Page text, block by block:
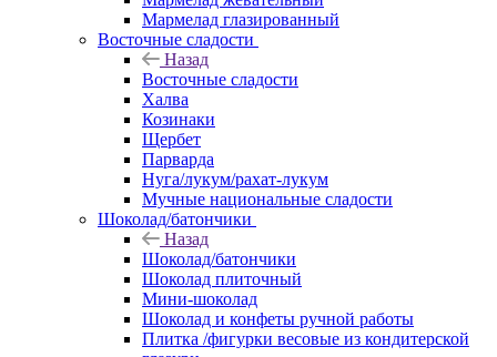
Мармелад глазированный
Восточные сладости
Назад
Восточные сладости
Халва
Козинаки
Щербет
Парварда
Нуга/лукум/рахат-лукум
Мучные национальные сладости
Шоколад/батончики
Назад
Шоколад/батончики
Шоколад плиточный
Мини-шоколад
Шоколад и конфеты ручной работы
Плитка /фигурки весовые из кондитерской